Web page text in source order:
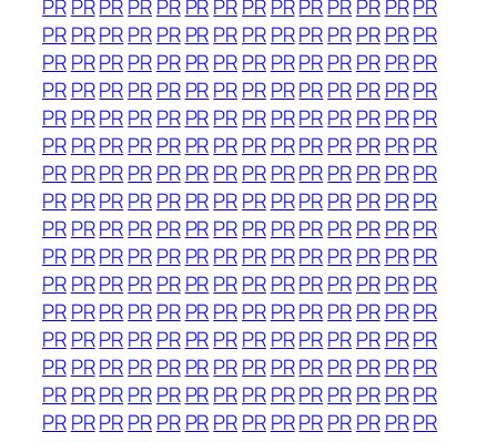
PRPRPRPRPR PRPRPRPRPRPRPR PRPR
PRPRPRPRPR PRPRPRPRPRPRPR PRPR
PRPRPRPRPR PRPRPRPRPRPRPR PRPR
PRPRPRPRPR PRPRPRPRPRPRPR PRPR
PRPRPRPRPR PRPRPRPRPRPRPR PRPR
PRPRPRPRPR PRPRPRPRPRPRPR PRPR
PRPRPRPRPR PRPRPRPRPRPRPR PRPR
PRPRPRPRPR PRPRPRPRPRPRPR PRPR
PRPRPRPRPR PRPRPRPRPRPRPR PRPR
PRPRPRPRPR PRPRPRPRPRPRPR PRPR
PRPRPRPRPR PRPRPRPRPRPRPR PRPR
PRPRPRPRPR PRPRPRPRPRPRPR PRPR
PRPRPRPRPR PRPRPRPRPRPRPR PRPR
PRPRPRPRPR PRPRPRPRPRPRPR PRPR
PRPRPRPRPR PRPRPRPRPRPRPR PRPR
PRPRPRPRPR PRPRPRPRPRPRPR PRPR